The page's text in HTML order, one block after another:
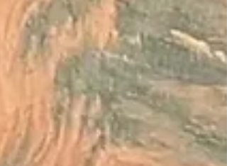
relevé d’une sauce nuoc-mâm sucrée et
acidulée. À tester sans modération.